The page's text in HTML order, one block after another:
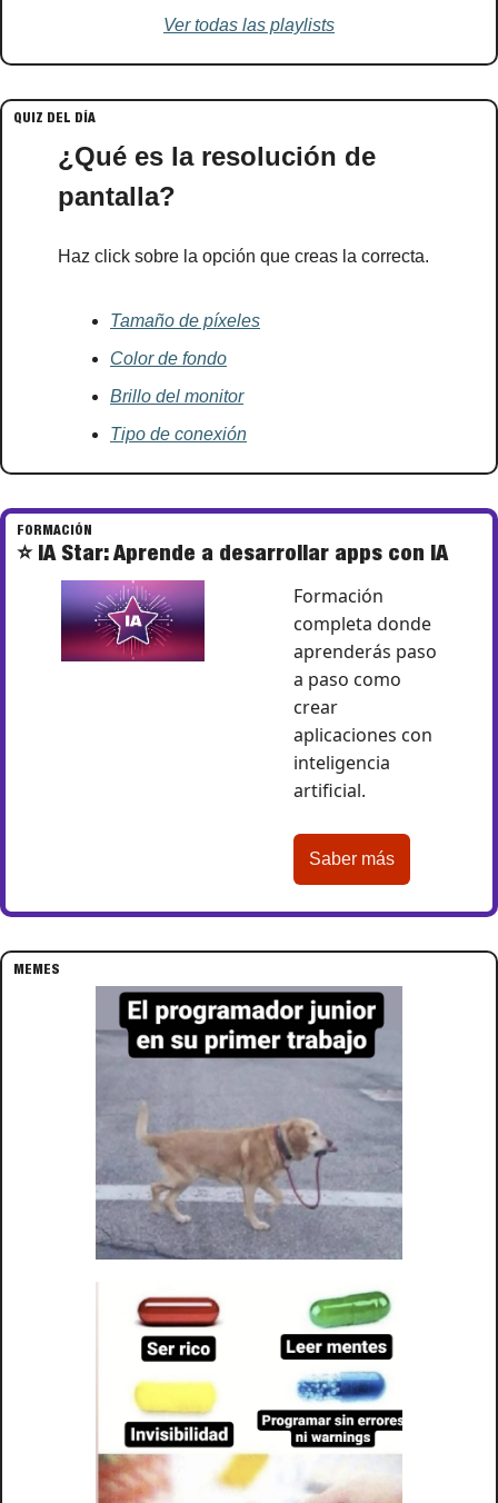
Ver todas las playlists
QUIZ DEL DÍA
¿Qué es la resolución de
pantalla?
Haz click sobre la opción que creas la correcta.
Tamaño de píxeles
Color de fondo
Brillo del monitor
Tipo de conexión
FORMACIÓN
⭐ IA Star: Aprende a desarrollar apps con IA
Formación
completa donde
aprenderás paso
a paso como
crear
aplicaciones con
inteligencia
artificial.
Saber más
MEMES